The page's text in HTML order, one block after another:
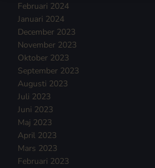
Februari 2024
Januari 2024
December 2023
November 2023
Oktober 2023
September 2023
Augusti 2023
Juli 2023
Juni 2023
Maj 2023
April 2023
Mars 2023
Februari 2023